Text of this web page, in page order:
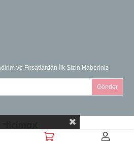
ve Fırsatlardan İlk Sizin Haberiniz
Gönder